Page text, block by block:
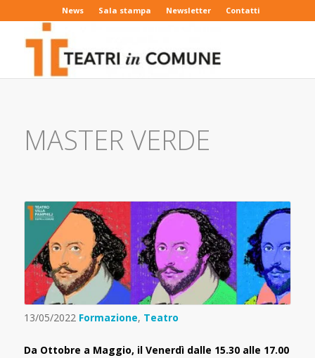
News Sala stampa Newsletter Contatti
MASTER VERDE
13/05/2022 Formazione, Teatro
Da Ottobre a Maggio, il Venerdì dalle 15.30 alle 17.00